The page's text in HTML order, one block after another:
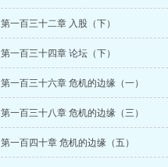
第一百三十二章 入股（下）
第一百三十四章 论坛（下）
第一百三十六章 危机的边缘（一）
第一百三十八章 危机的边缘（三）
第一百四十章 危机的边缘（五）